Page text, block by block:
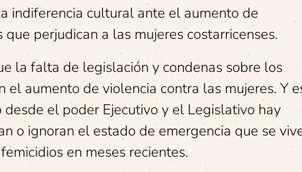
indiferencia cultural ante el aumento de
perjudican a las mujeres costarricenses.
la falta de legislación y condenas sobre los
el aumento de violencia contra las mujeres. Y
el poder Ejecutivo y el Legislativo hay
o ignoran el estado de emergencia que se
en meses recientes.